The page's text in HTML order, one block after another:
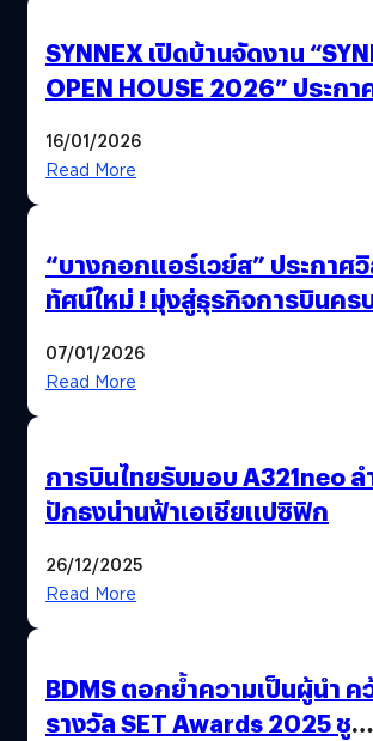
SYNNEX เปิดบ้านจัดงาน
OPEN HOUSE 2026” ประกา
ได้ 53,000 ล้านบาท
16/01/2026
Read More
“บางกอกแอร์เวย์ส” ประกาศ
ทัศน์ใหม่ ! มุ่งสู่ธุรกิจการบินคร
สังคม
07/01/2026
Read More
การบินไทยรับมอบ A321neo ล
ปักธงน่านฟ้าเอเชียแปซิฟิก
26/12/2025
Read More
BDMS ตอกย้ำความเป็นผู้นำ ค
รางวัล SET Awards 2025 ชู